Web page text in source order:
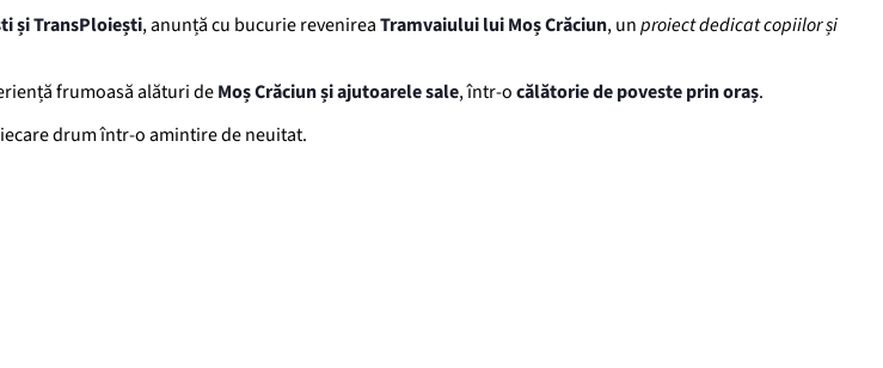
și TransPloiești, anunță cu bucurie revenireaTramvaiului lui Moș Crăciun, unproiect dedicat copiilor și
frumoasă alături deMoș Crăciun și ajutoarele sale, într-ocălătorie de poveste prin oraș.
drum într-o amintire de neuitat.